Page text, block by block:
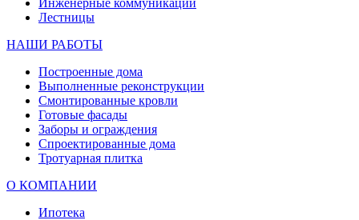
Лестницы
НАШИ РАБОТЫ
Построенные дома
Выполненные реконструкции
Смонтированные кровли
Готовые фасады
Заборы и ограждения
Спроектированные дома
Тротуарная плитка
О КОМПАНИИ
Ипотека